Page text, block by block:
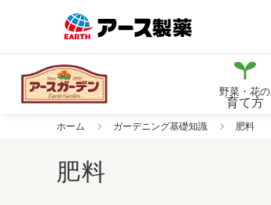
野菜・花の
育て方
ホーム ガーデニング基礎知識 肥料
肥料